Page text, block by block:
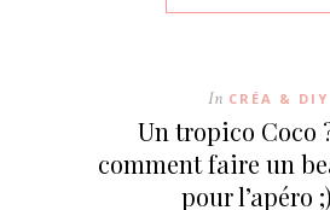
In CRÉA & DIY
Un tropico Coco
comment faire un
pour l’apéro